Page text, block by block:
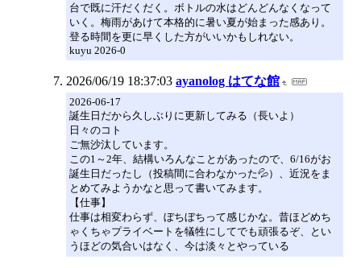
台で既に汗だくだく。ボトルの水はどんどんなくなって
いく。梅雨があけて本格的に暑い夏が始まった感あり。
登る時間を更に早くした方がいいかもしれない。
kuyu 2026-0
2026/06/19 18:37:03 ayanolog はてな館
2026-06-17
誕生日だから久しぶりに更新してみる（長いよ）
日々のコト
ご無沙汰しています。
この1～2年、結構いろんなことがあったので、6/16がお
誕生日だったし（投稿間に合わなかった💦）、近況をま
とめてみようかなと思って書いてみます。
【仕事】
仕事は相変わらず、ぼちぼちって感じかな。昔ほどめち
ゃくちゃプライベートを犠牲にしてでも頑張るぞ、とい
うほどの気合いはなく、今は淡々とやっている